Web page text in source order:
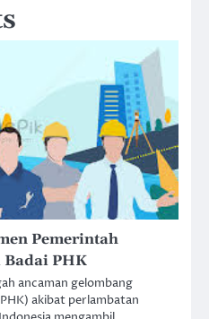
Pemerintah
PHK
ancaman gelombang
akibat perlambatan